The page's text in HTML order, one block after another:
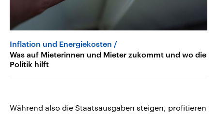
Inflation und Energiekosten
Was auf Mieterinnen und Mieter zukommt und wo die
Politik hilft
Während also die Staatsausgaben steigen, profitieren